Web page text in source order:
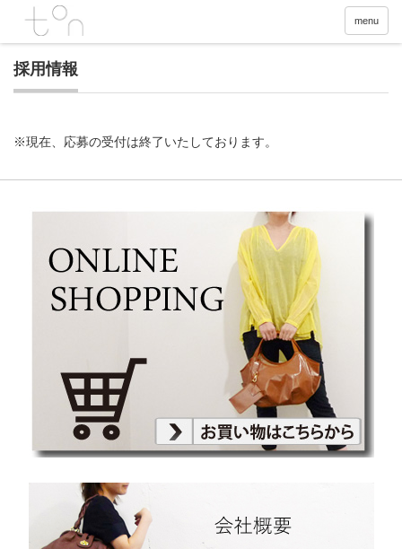
menu
採用情報
※現在、応募の受付は終了いたしております。